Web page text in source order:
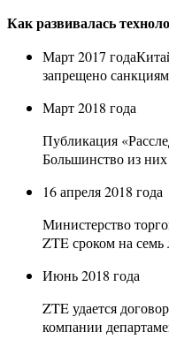
Как развивалась
Март 2017
запрещено
Март 2018 года
Публикация
Большинство из них
16 апреля 2018 года
Министерство
ZTE сроком на семь
Июнь 2018 года
ZTE удается
компании